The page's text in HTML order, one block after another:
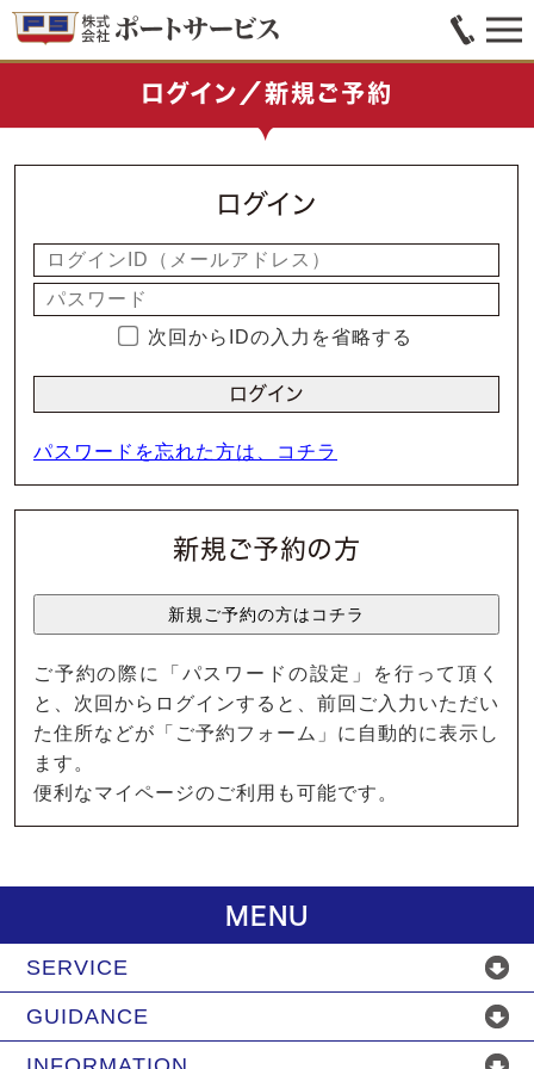
ログイン／新規ご予約
ログイン
次回からIDの入力を省略する
パスワードを忘れた方は、コチラ
新規ご予約の方
ご予約の際に「パスワードの設定」を行って頂く
と、次回からログインすると、前回ご入力いただい
た住所などが「ご予約フォーム」に自動的に表示し
ます。
便利なマイページのご利用も可能です。
MENU
SERVICE
GUIDANCE